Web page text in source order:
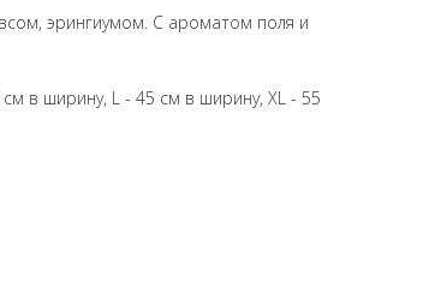
эрингиумом. С ароматом поля и
в ширину, L - 45 см в ширину, XL - 55